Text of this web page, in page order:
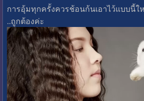
การอุ้มทุกครั้งควรช้อนก้นเอาไว้แบบนี้ใ
..ถูกต้องค่ะ